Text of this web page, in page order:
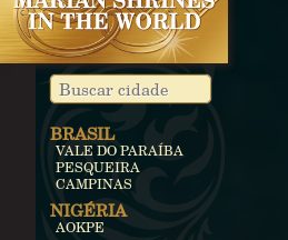
BRASIL
VALE DO PARAÍBA
PESQUEIRA
CAMPINAS
NIGÉRIA
AOKPE